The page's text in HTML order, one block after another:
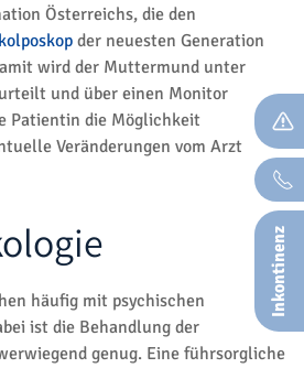
Österreichs, die den
der neuesten Generation
wird der Muttermund unter
und über einen Monitor
Patientin die Möglichkeit
Veränderungen vom Arzt
häufig mit psychischen
ist die Behandlung der
genug. Eine führsorgliche
Inkontinenz